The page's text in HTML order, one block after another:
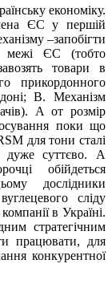
економіку.
ЄС у першій
–запобігти
межі ЄС (тобто
товари в
прикордонного
B. Механізм
А от розмір
поки що
для тони сталі
суттєво. А
обійдеться
дослідники
сліду
в Україні.
стратегічним
працювати, для
конкурентної